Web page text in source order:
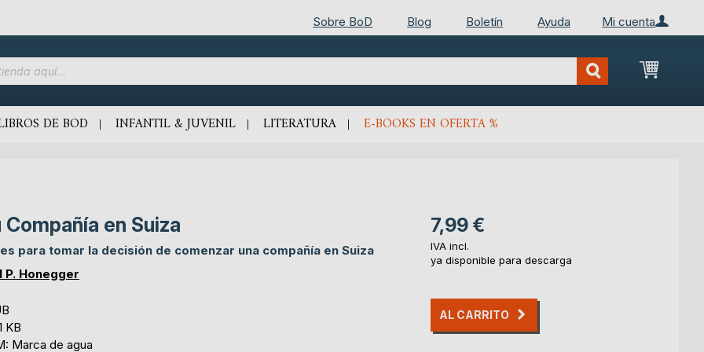
Mi cuenta
Sobre BoD Blog Boletín Ayuda
Mi
DE BOD INFANTIL & JUVENIL LITERATURA E-BOOKS EN OFERTA %
Compañía en Suiza
para tomar la decisión de comenzar una compañía en Suiza
P. Honegger
KB
Marca de agua
7,99 €
IVA incl.
ya disponible para descarga
AL CARRITO